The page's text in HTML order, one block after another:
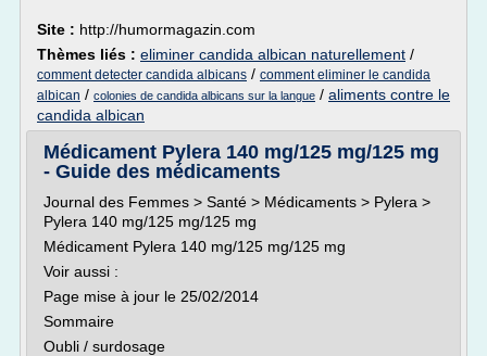
Site : http://humormagazin.com
Thèmes liés : eliminer candida albican naturellement /
comment detecter candida albicans / comment eliminer le candida
albican / colonies de candida albicans sur la langue / aliments contre le
candida albican
Médicament Pylera 140 mg/125 mg/125 mg
- Guide des médicaments
Journal des Femmes > Santé > Médicaments > Pylera >
Pylera 140 mg/125 mg/125 mg
Médicament Pylera 140 mg/125 mg/125 mg
Voir aussi :
Page mise à jour le 25/02/2014
Sommaire
Oubli / surdosage